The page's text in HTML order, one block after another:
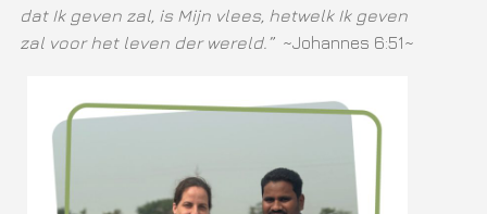
dat Ik geven zal, is Mijn vlees, hetwelk Ik geven
zal voor het leven der wereld.” ~Johannes 6:51~